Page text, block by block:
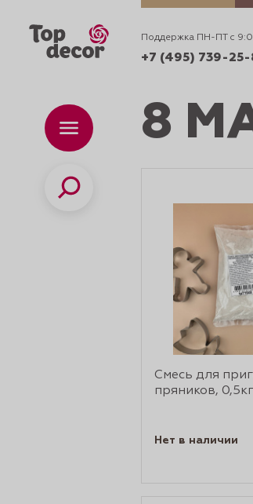
Поддержка ПН-ПТ с
+7 (495) 739-
+7 (495)
Каталог
Поиск
8
Смесь для
пряников, 0,5кг
Нет в наличии